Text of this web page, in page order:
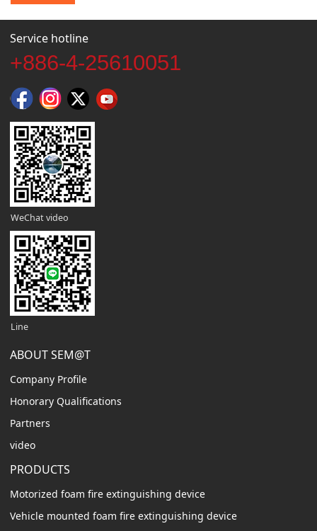
Service hotline
+886-4-25610051
WeChat video
Line
ABOUT SEM@T
Company Profile
Honorary Qualifications
Partners
video
PRODUCTS
Motorized foam fire extinguishing device
Vehicle mounted foam fire extinguishing device